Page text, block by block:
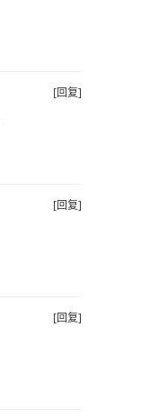
[回复]
[回复]
[回复]